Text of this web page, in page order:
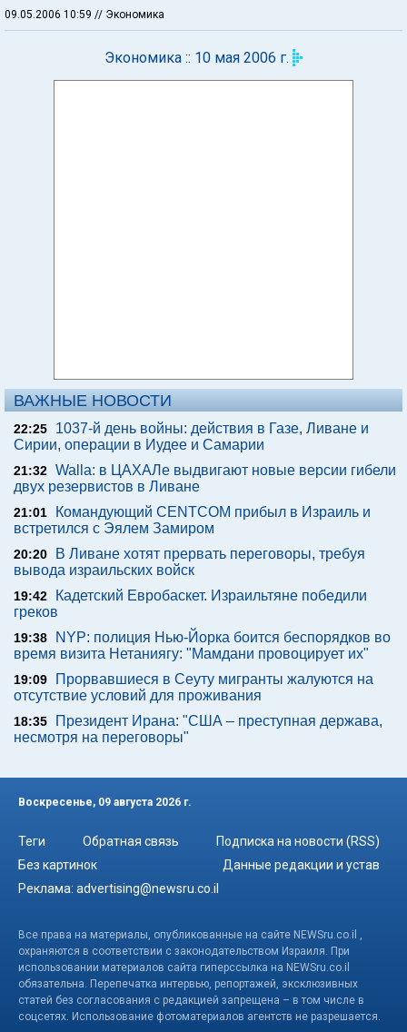
09.05.2006 10:59 // Экономика
Экономика :: 10 мая 2006 г.
ВАЖНЫЕ НОВОСТИ
22:25
1037-й день войны: действия в Газе, Ливане и
Сирии, операции в Иудее и Самарии
21:32 Walla: в ЦАХАЛе выдвигают новые версии гибели
двух резервистов в Ливане
21:01
Командующий CENTCOM прибыл в Израиль и
встретился с Эялем Замиром
20:20
В Ливане хотят прервать переговоры, требуя
вывода израильских войск
19:42
Кадетский Евробаскет. Израильтяне победили
греков
19:38
NYP: полиция Нью-Йорка боится беспорядков во
время визита Нетаниягу: "Мамдани провоцирует их"
19:09
Прорвавшиеся в Сеуту мигранты жалуются на
отсутствие условий для проживания
18:35
Президент Ирана: "США – преступная держава,
несмотря на переговоры"
Воскресенье, 09 августа 2026 г.
Теги Обратная связь
Подписка на новости (RSS)
Без картинок
Данные редакции и устав
Реклама: advertising@newsru.co.il
Все права на материалы, опубликованные на сайте NEWSru.co.il ,
охраняются в соответствии с законодательством Израиля. При
использовании материалов сайта гиперссылка на NEWSru.co.il
обязательна. Перепечатка интервью, репортажей, эксклюзивных
статей без согласования с редакцией запрещена – в том числе в
соцсетях. Использование фотоматериалов агентств не разрешается.